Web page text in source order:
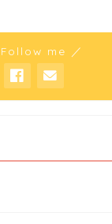
me ／